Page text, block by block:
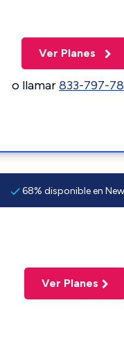
Ver Planes
o llamar833-797-
68% disponible en
Ver Planes